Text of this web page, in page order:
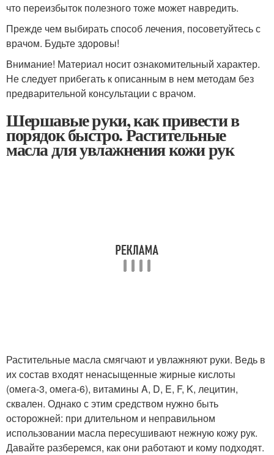
что переизбыток полезного тоже может навредить.
Прежде чем выбирать способ лечения, посоветуйтесь с
врачом. Будьте здоровы!
Внимание! Материал носит ознакомительный характер.
Не следует прибегать к описанным в нем методам без
предварительной консультации с врачом.
Шершавые руки, как привести в
порядок быстро. Растительные
масла для увлажнения кожи рук
Растительные масла смягчают и увлажняют руки. Ведь в
их состав входят ненасыщенные жирные кислоты
(омега-3, омега-6), витамины A, D, E, F, K, лецитин,
сквален. Однако с этим средством нужно быть
осторожней: при длительном и неправильном
использовании масла пересушивают нежную кожу рук.
Давайте разберемся, как они работают и кому подходят.